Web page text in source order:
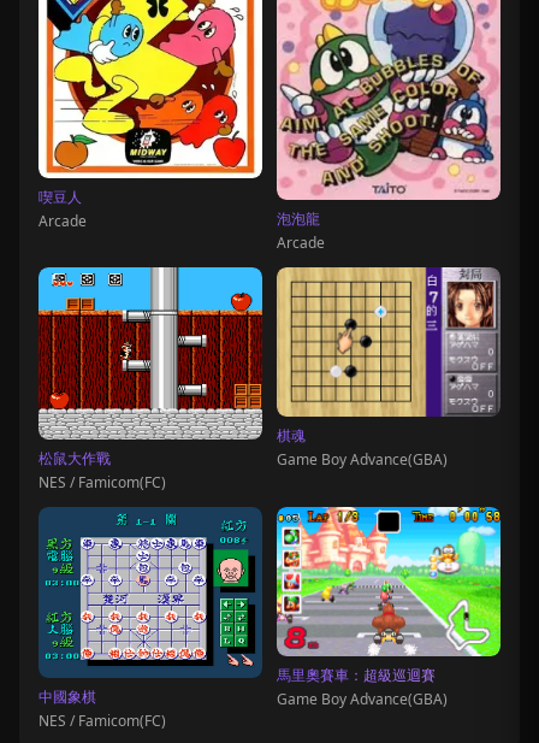
喫豆人
Arcade
泡泡龍
Arcade
松鼠大作戰
NES / Famicom(FC)
棋魂
Game Boy Advance(GBA)
中國象棋
NES / Famicom(FC)
馬里奧賽車：超級巡迴賽
Game Boy Advance(GBA)